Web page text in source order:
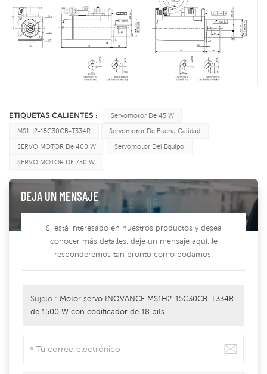
ETIQUETAS CALIENTES : Servomotor De 45 W
MS1H2-15C30CB-T334R Servomotor De Buena Calidad
SERVO MOTOR De 400 W Servomotor Del Equipo
SERVO MOTOR DE 750 W
DEJA UN MENSAJE
Si está interesado en nuestros productos y desea
conocer más detalles, deje un mensaje aquí, le
responderemos tan pronto como podamos.
Sujeto : Motor servo INOVANCE MS1H2-15C30CB-T334R
de 1500 W con codificador de 18 bits.